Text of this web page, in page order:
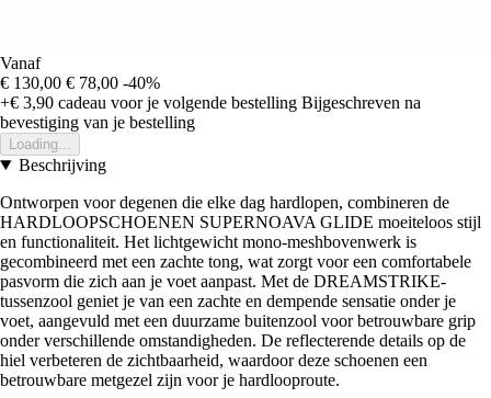
Vanaf
€ 130,00 € 78,00 -40%
+€ 3,90 cadeau voor je volgende bestelling Bijgeschreven na
bevestiging van je bestelling
Loading...
Beschrijving
Ontworpen voor degenen die elke dag hardlopen, combineren de
HARDLOOPSCHOENEN SUPERNOAVA GLIDE moeiteloos stijl
en functionaliteit. Het lichtgewicht mono-meshbovenwerk is
gecombineerd met een zachte tong, wat zorgt voor een comfortabele
pasvorm die zich aan je voet aanpast. Met de DREAMSTRIKE-
tussenzool geniet je van een zachte en dempende sensatie onder je
voet, aangevuld met een duurzame buitenzool voor betrouwbare grip
onder verschillende omstandigheden. De reflecterende details op de
hiel verbeteren de zichtbaarheid, waardoor deze schoenen een
betrouwbare metgezel zijn voor je hardlooproute.